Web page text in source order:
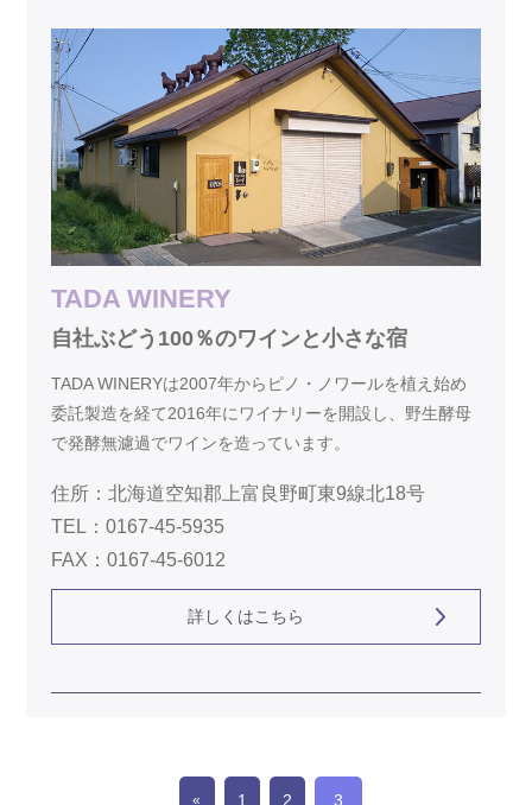
TADA WINERY
自社ぶどう100％のワインと小さな宿
TADA WINERYは2007年からピノ・ノワールを植え始め
委託製造を経て2016年にワイナリーを開設し、野生酵母
で発酵無濾過でワインを造っています。
住所：北海道空知郡上富良野町東9線北18号
TEL：0167-45-5935
FAX：0167-45-6012
詳しくはこちら
« 1 2 3